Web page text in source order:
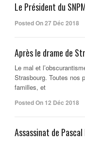
Le Président du
Posted On 27 Déc 2018
Après le drame de
Le mal et
Strasbourg. Toutes nos
familles, et
Posted On 12 Déc 2018
Assassinat de